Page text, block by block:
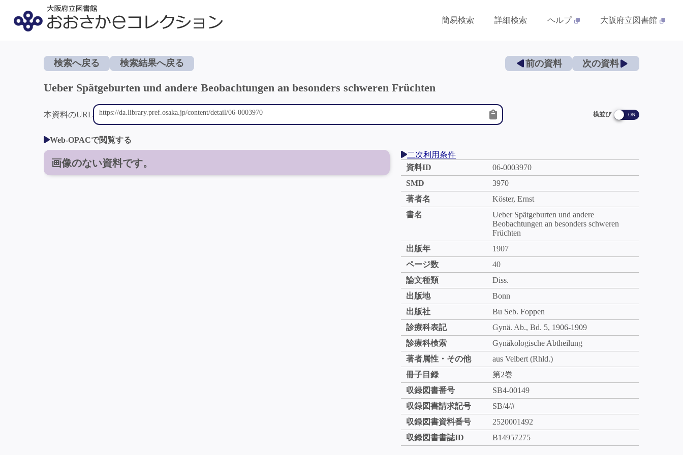
簡易検索 詳細検索 ヘルプ 大阪府立図書館
検索へ戻る 検索結果へ戻る 前の資料 次の資料
Ueber Spätgeburten und andere Beobachtungen an besonders schweren Früchten
本資料のURL 横並び
Web-OPACで閲覧する
画像のない資料です。
二次利用条件
資料ID
06-0003970
SMD
3970
著者名
Köster, Ernst
書名
Ueber Spätgeburten und andere
Beobachtungen an besonders schweren
Früchten
出版年
1907
ページ数
40
論文種類
Diss.
出版地
Bonn
出版社
Bu Seb. Foppen
診療科表記
Gynä. Ab., Bd. 5, 1906-1909
診療科検索
Gynäkologische Abtheilung
著者属性・その他
aus Velbert (Rhld.)
冊子目録
第2巻
収録図書番号
SB4-00149
収録図書請求記号
SB/4/#
収録図書資料番号
2520001492
収録図書書誌ID
B14957275